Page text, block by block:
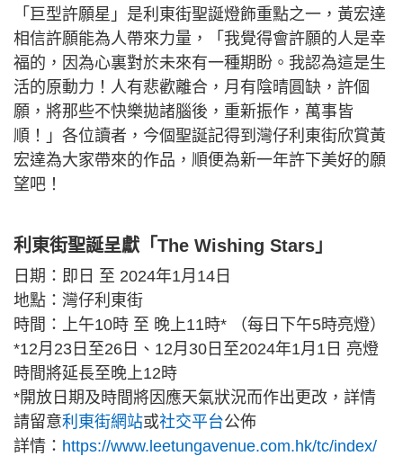
「巨型許願星」是利東街聖誕燈飾重點之一，黃宏達
相信許願能為人帶來力量，「我覺得會許願的人是幸
福的，因為心裏對於未來有一種期盼。我認為這是生
活的原動力！人有悲歡離合，月有陰晴圓缺，許個
願，將那些不快樂拋諸腦後，重新振作，萬事皆
順！」各位讀者，今個聖誕記得到灣仔利東街欣賞黃
宏達為大家帶來的作品，順便為新一年許下美好的願
望吧！
利東街聖誕呈獻「The Wishing Stars」
日期：即日 至 2024年1月14日
地點：灣仔利東街
時間：上午10時 至 晚上11時* （每日下午5時亮燈）
*12月23日至26日、12月30日至2024年1月1日 亮燈
時間將延長至晚上12時
*開放日期及時間將因應天氣狀況而作出更改，詳情
請留意利東街網站或社交平台公佈
詳情： https://www.leetungavenue.com.hk/tc/index/